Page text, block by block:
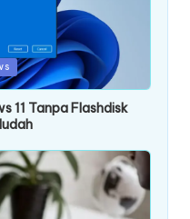
11 Tanpa Flashdisk